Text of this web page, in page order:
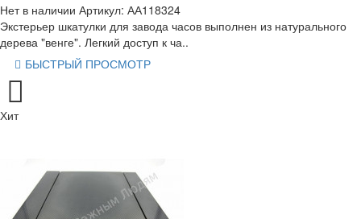
Нет в наличии Артикул: АА118324
Экстерьер шкатулки для завода часов выполнен из натурального
дерева "венге". Легкий доступ к ча..
БЫСТРЫЙ ПРОСМОТР
Хит